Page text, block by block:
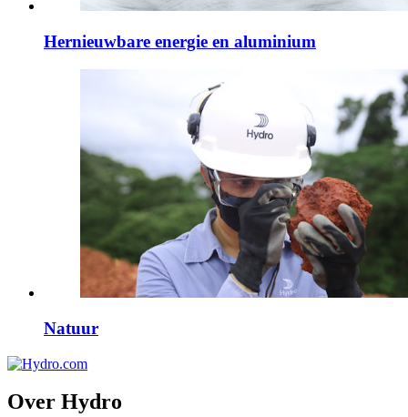
Hernieuwbare energie en aluminium
Natuur
Over Hydro